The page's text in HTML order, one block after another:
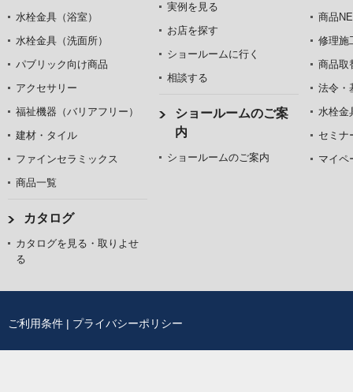
水栓金具（浴室）
水栓金具（洗面所）
パブリック向け商品
アクセサリー
福祉機器（バリアフリー）
建材・タイル
ファインセラミックス
商品一覧
カタログ
カタログを見る・取りよせ
る
実例を見る
お店を探す
ショールームに行く
相談する
ショールームのご案
内
ショールームのご案内
商品
修理施
商品取
法令・
水栓金
セミナ
マイペ
ご利用条件 | プライバシーポリシー